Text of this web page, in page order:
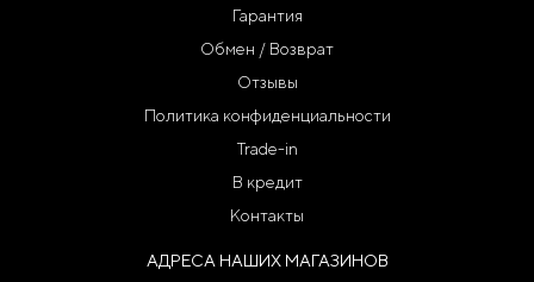
Гарантия
Обмен / Возврат
Отзывы
Политика конфиденциальности
Trade-in
В кредит
Контакты
АДРЕСА НАШИХ МАГАЗИНОВ